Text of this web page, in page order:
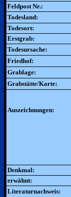
Feldpost Nr.:
Todesland:
Todesort:
Erstgrab:
Todesursache:
Friedhof:
Grablage:
Grabstätte/Karte:
Auszeichnungen:
Denkmal:
erwähnt:
Literaturnachweis: